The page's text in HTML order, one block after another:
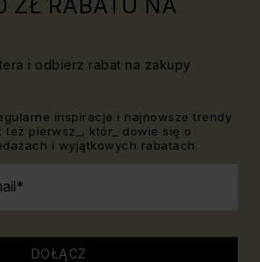
ZŁ RABATU NA
i odbierz rabat na zakupy
inspiracje i najnowsze trendy
też pierwsz_, któr_ dowie się o
i wyjątkowych rabatach.
DOŁĄCZ